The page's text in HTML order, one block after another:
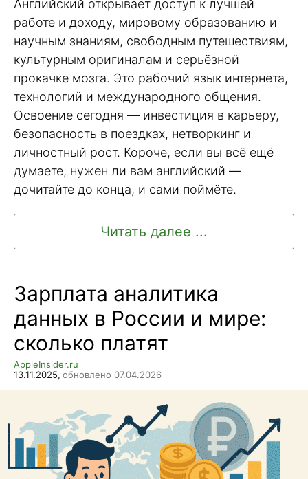
Английский открывает доступ к лучшей
работе и доходу, мировому образованию и
научным знаниям, свободным путешествиям,
культурным оригиналам и серьёзной
прокачке мозга. Это рабочий язык интернета,
технологий и международного общения.
Освоение сегодня — инвестиция в карьеру,
безопасность в поездках, нетворкинг и
личностный рост. Короче, если вы всё ещё
думаете, нужен ли вам английский —
дочитайте до конца, и сами поймёте.
Читать далее ...
Зарплата аналитика
данных в России и мире:
сколько платят
AppleInsider.ru
13.11.2025, обновлено 07.04.2026